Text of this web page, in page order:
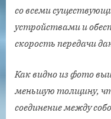
со всеми
устройствами и
скорость передачи
Как видно из фото
меньшую толщину,
соединение между